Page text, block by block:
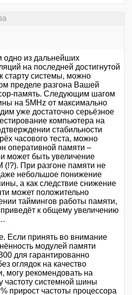
одно из дальнейших
на последней достигнутой
старту системы, можно
пределе разгона Вашей
память. Следующим шагом
на 5MHz от максимально
уже достаточно серьёзное
компьютера на
стабильности
часового теста, можно
оперативной памяти –
может быть увеличение
(!?). При разгоне памяти не
небольшое понижение
а как следствие снижение
может положительно
таймингов работы памяти,
приведёт к общему увеличению
Если принять во внимание
модулей памяти
для гарантированно
оглядок на качество
могу рекомендовать на
частоту системной шины
прирост частоты процессора